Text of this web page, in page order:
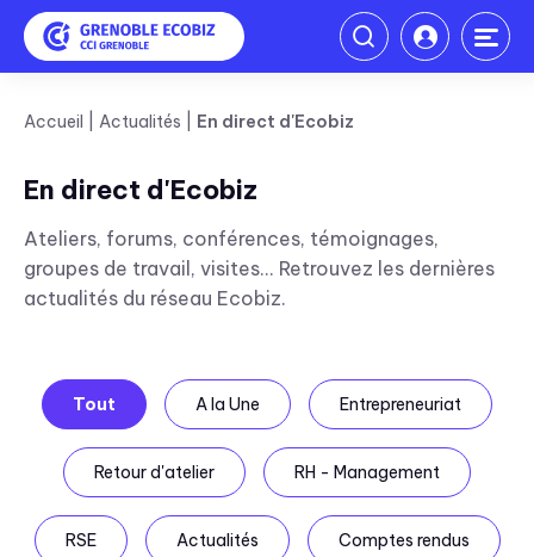
Accueil Actualités En direct d'Ecobiz
En direct d'Ecobiz
Ateliers, forums, conférences, témoignages,
groupes de travail, visites... Retrouvez les dernières
actualités du réseau Ecobiz.
Tout A la Une Entrepreneuriat
Retour d'atelier RH - Management
RSE Actualités Comptes rendus